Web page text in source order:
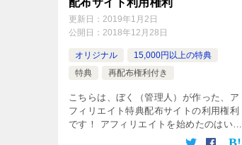
配布サイト利用権利
更新日： 2019年1月2日
公開日： 2018年12月28日
オリジナル
15,000円以上の特典
特典
再配布権利付き
こちらは、ぼく（管理人）が作った、ア
フィリエイト特典配布サイトの利用権利
です！ アフィリエイトを始めたのはいい
けど、 ● 無料レポートの寄せ集めじゃ魅